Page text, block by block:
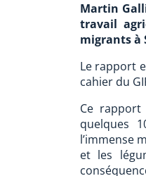
Martin
travail
migrants à
Le rapport
cahier du
Ce
quelques
l’immense
et les